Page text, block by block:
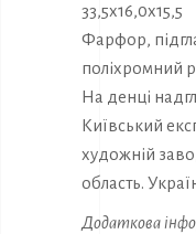
33,5х16,0х15,5
Фарфор,
поліхромний
На денці
Київський
художній
область.
Додаткова